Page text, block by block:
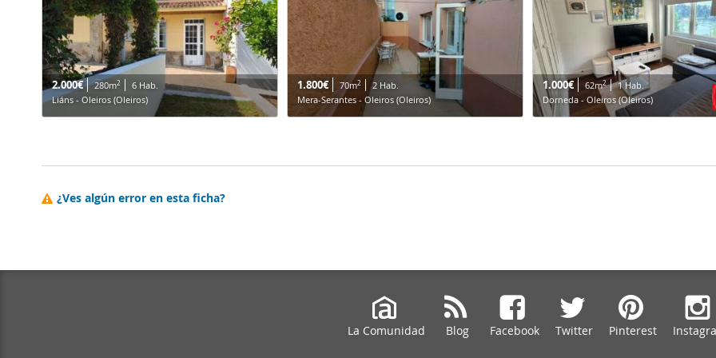
2.000€ 280m2
6 Hab.
Liáns - Oleiros (Oleiros)
1.800€ 70m2
2 Hab.
Mera-Serantes - Oleiros (Oleiros)
1.000€ 62m2
1 Hab.
Dorneda - Oleiros (Oleiros)
¿Ves algún error en esta ficha?
La Comunidad Blog Facebook Twitter Pinterest